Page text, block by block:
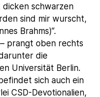
schwarzen
sind mir wurscht,
Brahms)“.
prangt oben rechts
die
Universität Berlin.
sich auch ein
CSD-Devotionalien,